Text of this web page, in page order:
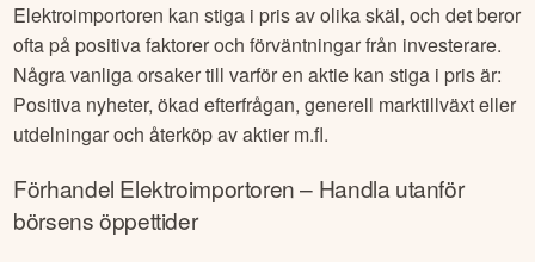
Elektroimportoren kan stiga i pris av olika skäl, och det beror
ofta på positiva faktorer och förväntningar från investerare.
Några vanliga orsaker till varför en aktie kan stiga i pris är:
Positiva nyheter, ökad efterfrågan, generell marktillväxt eller
utdelningar och återköp av aktier m.fl.
Förhandel Elektroimportoren– Handla utanför
börsens öppettider